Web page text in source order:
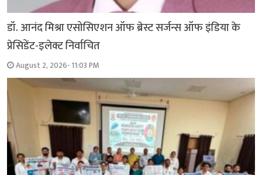
डॉ. आनंद मिश्रा एसोसिएशन ऑफ ब्रेस्ट सर्जन्स ऑफ इंडिया के
प्रेसिडेंट-इलेक्ट निर्वाचित
August 2, 2026- 11:03 PM